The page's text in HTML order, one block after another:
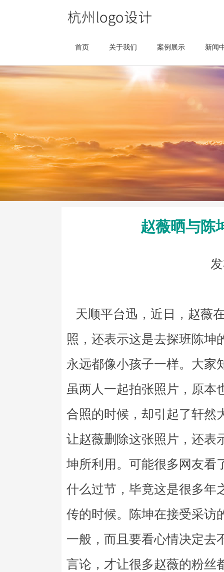
首页 关于我们 案例展示 新闻
赵薇晒与陈
天顺平台迅，近日，赵薇
照，还表示这是去探班陈坤
永远都像小孩子一样。大家
虽两人一起拍张照片，原本
合照的时候，却引起了轩然
让赵薇删除这张照片，还表
坤所利用。可能很多网友看
什么过节，毕竟这是很多年
传的时候。陈坤在接受采访
一般，而且要看心情决定去
言论，才让很多赵薇的粉丝